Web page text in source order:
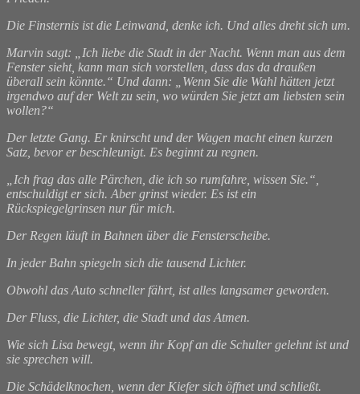
Die Finsternis ist die Leinwand, denke ich. Und alles dreht sich um.
Marvin sagt: „Ich liebe die Stadt in der Nacht. Wenn man aus dem
Fenster sieht, kann man sich vorstellen, dass das da draußen
überall sein könnte.“ Und dann: „Wenn Sie die Wahl hätten jetzt
irgendwo auf der Welt zu sein, wo würden Sie jetzt am liebsten sein
wollen?“
Der letzte Gang. Er knirscht und der Wagen macht einen kurzen
Satz, bevor er beschleunigt. Es beginnt zu regnen.
„Ich frag das alle Pärchen, die ich so rumfahre, wissen Sie.“,
entschuldigt er sich. Aber grinst wieder. Es ist ein
Rückspiegelgrinsen nur für mich.
Der Regen läuft in Bahnen über die Fensterscheibe.
In jeder Bahn spiegeln sich die tausend Lichter.
Obwohl das Auto schneller fährt, ist alles langsamer geworden.
Der Fluss, die Lichter, die Stadt und das Atmen.
Wie sich Lisa bewegt, wenn ihr Kopf an die Schulter gelehnt ist und
sie sprechen will.
Die Schädelknochen, wenn der Kiefer sich öffnet und schließt.